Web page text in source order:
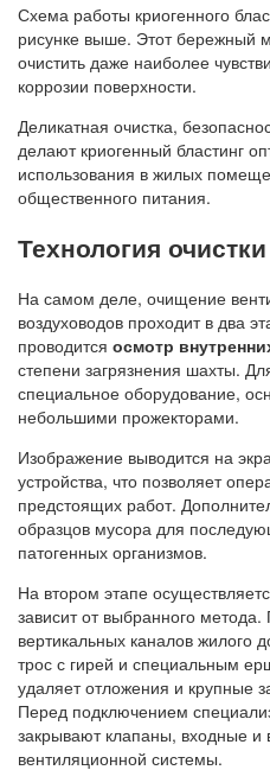
Схема работы криогенного
рисунке выше. Этот бережный
очистить даже наиболее
коррозии поверхности.
Деликатная очистка,
делают криогенный бластинг
использования в жилых
общественного питания.
Технология
На самом деле, очищение
воздуховодов проходит в два
проводится осмотр
степени загрязнения шахты.
специальное оборудование,
небольшими прожекторами.
Изображение выводится на
устройства, что позволяет
предстоящих работ.
образцов мусора для
патогенных организмов.
На втором этапе
зависит от выбранного
вертикальных каналов жилого
трос с гирей и специальным
удаляет отложения и крупные
Перед подключением
закрывают клапаны, входные и
вентиляционной системы.